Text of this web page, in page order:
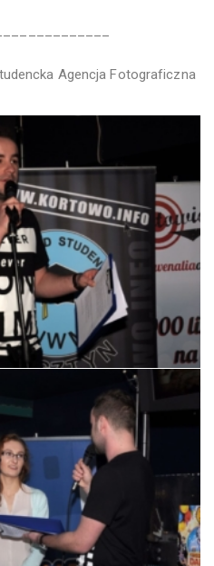
Agencja Fotograficzna